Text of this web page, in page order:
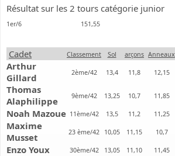
Résultat sur les 2 tours catégorie junior
1er/6 151,55
Cadet Classement Sol arçons Anneaux
Arthur
Gillard
2ème/42 13,4 11,8 12,15
Thomas
Alaphilippe
9ème/42 13,25 10,7 11,85
Noah Mazoue 11ème/42 13,5 11,2 11,25
Maxime
Musset
23 ème/42 10,05 11,15 10,7
Enzo Youx 30ème/42 13,05 11,10 11,45